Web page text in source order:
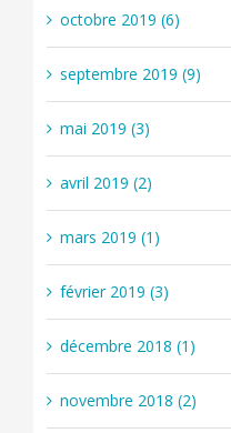
octobre 2019 (6)
septembre 2019 (9)
mai 2019 (3)
avril 2019 (2)
mars 2019 (1)
février 2019 (3)
décembre 2018 (1)
novembre 2018 (2)